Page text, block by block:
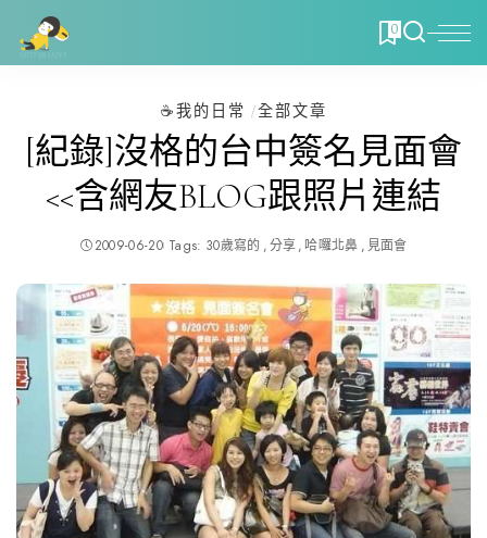
0
☕️我的日常 全部文章
[紀錄]沒格的台中簽名見面會
<<含網友BLOG跟照片連結
2009-06-20 Tags: 30歲寫的 分享 哈囉北鼻 見面會